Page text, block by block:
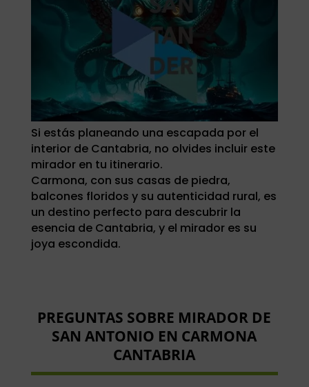
Si estás planeando una escapada por el
interior de Cantabria, no olvides incluir este
mirador en tu itinerario.
Carmona, con sus casas de piedra,
balcones floridos y su autenticidad rural, es
un destino perfecto para descubrir la
esencia de Cantabria, y el mirador es su
joya escondida.
PREGUNTAS SOBRE MIRADOR DE
SAN ANTONIO EN CARMONA
CANTABRIA